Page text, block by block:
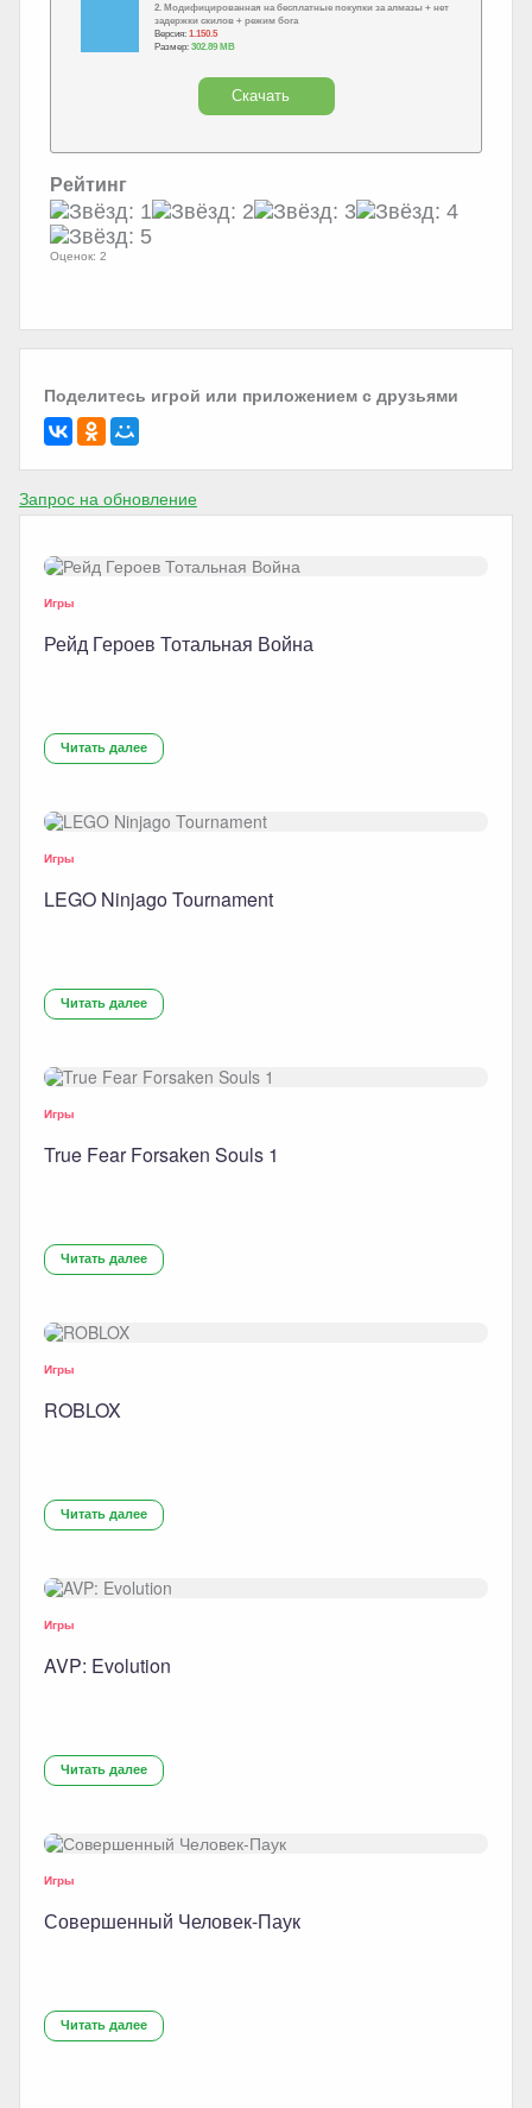
2. Модифицированная на бесплатные покупки за алмазы + нет
задержки скилов + режим бога
Версия: 1.150.5
Размер: 302.89 MB
Скачать
Рейтинг
Оценок: 2
Поделитесь игрой или приложением с друзьями
Запрос на обновление
Игры
Рейд Героев Тотальная Война
Читать далее
Игры
LEGO Ninjago Tournament
Читать далее
Игры
True Fear Forsaken Souls 1
Читать далее
Игры
ROBLOX
Читать далее
Игры
AVP: Evolution
Читать далее
Игры
Совершенный Человек-Паук
Читать далее